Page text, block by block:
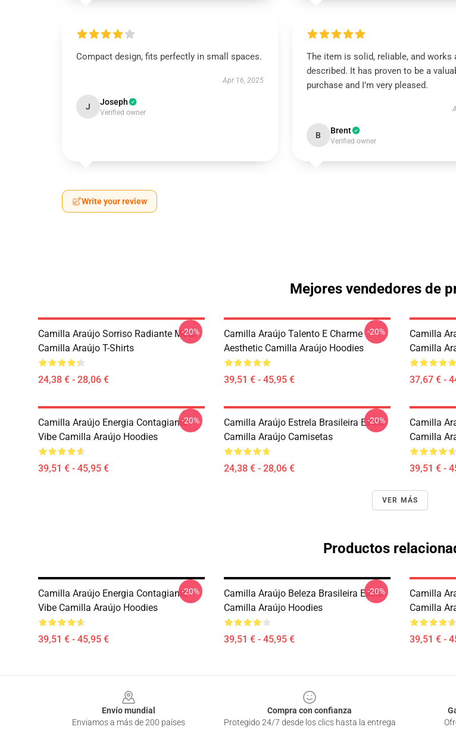
Compact design, fits perfectly in small spaces.
Apr 16, 2025
J Joseph
Verified owner
The item is solid, reliable, and works
described. It has proven to be a
purchase and I’m very pleased.
B Brent
Verified owner
Write your review
Mejores vendedores de
Camilla Araújo Sorriso Radiante Motif
Camilla Araújo T-Shirts
24,38 € - 28,06 €
-20%
Camilla Araújo Talento E Charme
Aesthetic Camilla Araújo Hoodies
39,51 € - 45,95 €
-20%
Camilla
Camilla
37,67 € -
Camilla Araújo Energia Contagiante
Vibe Camilla Araújo Hoodies
39,51 € - 45,95 €
-20%
Camilla Araújo Estrela Brasileira Estilo
Camilla Araújo Camisetas
24,38 € - 28,06 €
-20%
Camilla
Camilla
39,51 € -
VER MÁS
Productos
Camilla Araújo Energia Contagiante
Vibe Camilla Araújo Hoodies
39,51 € - 45,95 €
-20%
Camilla Araújo Beleza Brasileira Estilo
Camilla Araújo Hoodies
39,51 € - 45,95 €
-20%
Camilla
Camilla
39,51 € -
Envío mundial
Enviamos a más de 200 países
Compra con confianza
Protegido 24/7 desde los clics hasta la entrega